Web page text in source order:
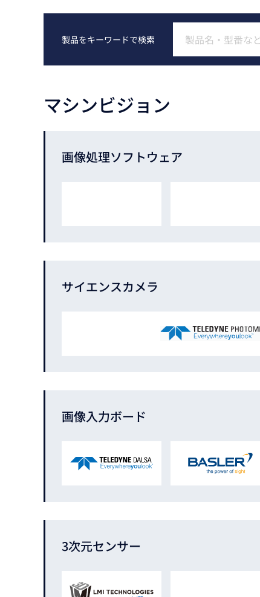
製品をキーワードで検索
マシンビジョン
画像処理ソフトウェア
サイエンスカメラ
画像入力ボード
3次元センサー